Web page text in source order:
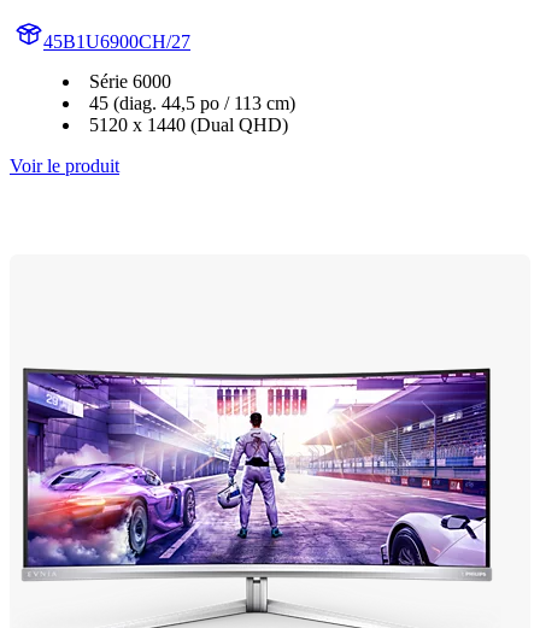
45B1U6900CH/27
Série 6000
45 (diag. 44,5 po / 113 cm)
5120 x 1440 (Dual QHD)
Voir le produit